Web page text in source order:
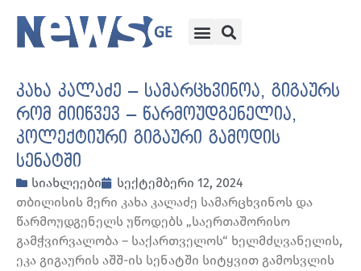
კახა კალაძე – სამარცხვინოა, გიგაურს
რომ მიიწვევ – წარმოუდგენელია,
კოლექტიური გიგაური გამოდის
სენატში
სიახლეები
სექტემბერი 12, 2024
თბილისის მერი კახა კალაძე სამარცხვინოს და
წარმოუდგენელს უწოდებს „საერთაშორისო
გამჭვირვალობა – საქართველოს“ ხელმძღვანელის,
ეკა გიგაურის აშშ-ის სენატში სიტყვით გამოსვლის